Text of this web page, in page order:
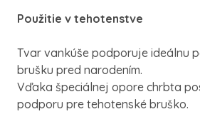
Použitie v tehotenstve
Tvar vankúše podporuje ideálnu
brušku pred narodením.
Vďaka špeciálnej opore chrbta
podporu pre tehotenské bruško.